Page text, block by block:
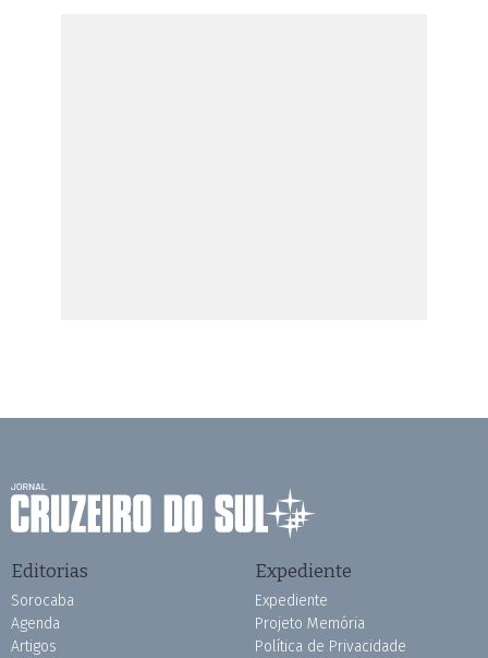
Editorias
Sorocaba
Agenda
Artigos
Expediente
Expediente
Projeto Memória
Política de Privacidade